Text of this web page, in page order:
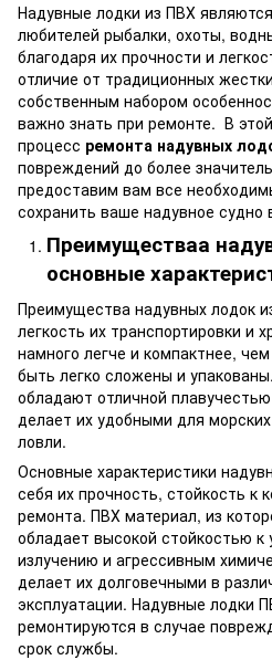
Надувные лодки из ПВХ
любителей рыбалки, охоты,
благодаря их прочности и
отличие от традиционных
собственным набором
важно знать при ремонте. В
процесс ремонта надувных
повреждений до более
предоставим вам все
сохранить ваше надувное судно
Преимуществаа
основные
Преимущества надувных лодок
легкость их транспортировки и
намного легче и компактнее,
быть легко сложены и
обладают отличной
делает их удобными для
ловли.
Основные характеристики
себя их прочность, стойкость к
ремонта. ПВХ материал, из
обладает высокой стойкостью
излучению и агрессивным
делает их долговечными в
эксплуатации. Надувные лодки
ремонтируются в случае
срок службы.